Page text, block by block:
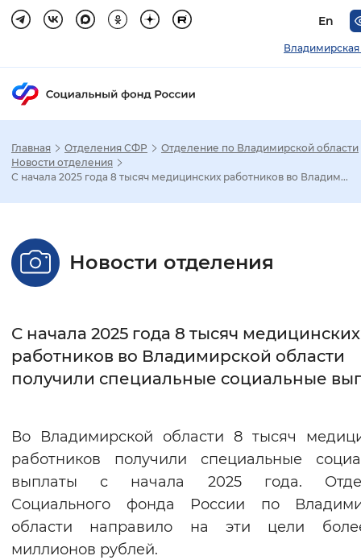
En
Владимирская
Настройка режима отображения
Стандартный Увеличенный
Без засечек С засечками
Интервал между буквами
Цвет сайта
Монохромный Инверсивный
Синий фон
Главная Отделения СФР
Отделение по Владимирской области
Новости отделения
С начала 2025 года 8 тысяч медицинских работников во Владим...
Новости отделения
С начала 2025 года 8 тысяч медицинских
работников во Владимирской области
получили специальные социальные
Во Владимирской области 8 тысяч
работников получили специальные
выплаты с начала 2025 года.
Социального фонда России по
области направило на эти цели
миллионов рублей.